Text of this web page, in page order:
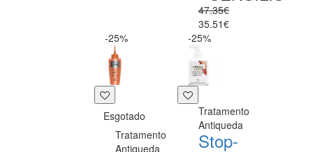
47.35€
35.51€
-25%
Esgotado
Tratamento
Antiqueda
-25%
Tratamento
Antiqueda
Stop-